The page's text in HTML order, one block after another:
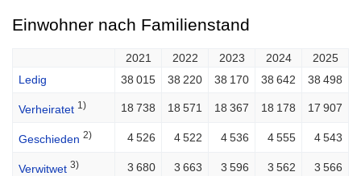
Einwohner nach Familienstand
2021 2022 2023 2024
2025
Ledig
38 015 38 220 38 170 38 642 38 498
Verheiratet 1) 18 738 18 571 18 367 18 178 17 907
Geschieden 2) 4 526 4 522 4 536 4 555 4 543
Verwitwet 3) 3 680 3 663 3 596 3 562 3 566